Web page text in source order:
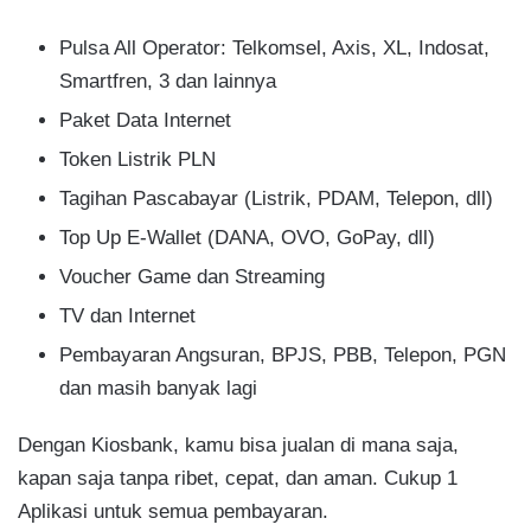
Pulsa All Operator: Telkomsel, Axis, XL, Indosat,
Smartfren, 3 dan lainnya
Paket Data Internet
Token Listrik PLN
Tagihan Pascabayar (Listrik, PDAM, Telepon, dll)
Top Up E-Wallet (DANA, OVO, GoPay, dll)
Voucher Game dan Streaming
TV dan Internet
Pembayaran Angsuran, BPJS, PBB, Telepon, PGN
dan masih banyak lagi
Dengan Kiosbank, kamu bisa jualan di mana saja,
kapan saja tanpa ribet, cepat, dan aman. Cukup 1
Aplikasi untuk semua pembayaran.